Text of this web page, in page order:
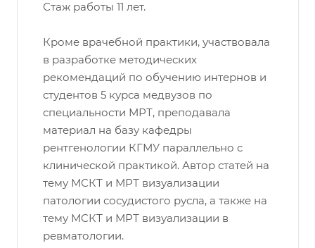
Стаж работы 11 лет.
Кроме врачебной практики, участвовала
в разработке методических
рекомендаций по обучению интернов и
студентов 5 курса медвузов по
специальности МРТ, преподавала
материал на базу кафедры
рентгенологии КГМУ параллельно с
клинической практикой. Автор статей на
тему МСКТ и МРТ визуализации
патологии сосудистого русла, а также на
тему МСКТ и МРТ визуализации в
ревматологии.